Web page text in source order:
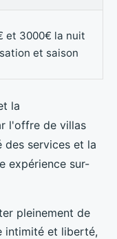
et 3000€ la nuit
et saison
la
l'offre de villas
des services et la
expérience sur-
pleinement de
intimité et liberté,